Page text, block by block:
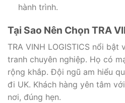
hành trình.
Tại Sao Nên Chọn TRA
TRA VINH LOGISTICS nổi
tranh chuyên nghiệp. Họ có
rộng khắp. Đội ngũ am hiểu
đi UK. Khách hàng yên tâm
nơi, đúng hẹn.